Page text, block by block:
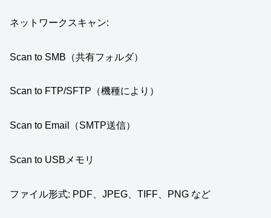
ネットワークスキャン:
Scan to SMB（共有フォルダ）
Scan to FTP/SFTP（機種により）
Scan to Email（SMTP送信）
Scan to USBメモリ
ファイル形式: PDF、JPEG、TIFF、PNG など